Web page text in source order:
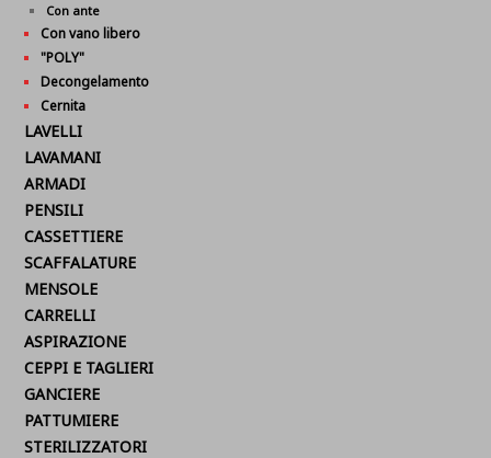
Con ante
Con vano libero
"POLY"
Decongelamento
Cernita
LAVELLI
LAVAMANI
ARMADI
PENSILI
CASSETTIERE
SCAFFALATURE
MENSOLE
CARRELLI
ASPIRAZIONE
CEPPI E TAGLIERI
GANCIERE
PATTUMIERE
STERILIZZATORI